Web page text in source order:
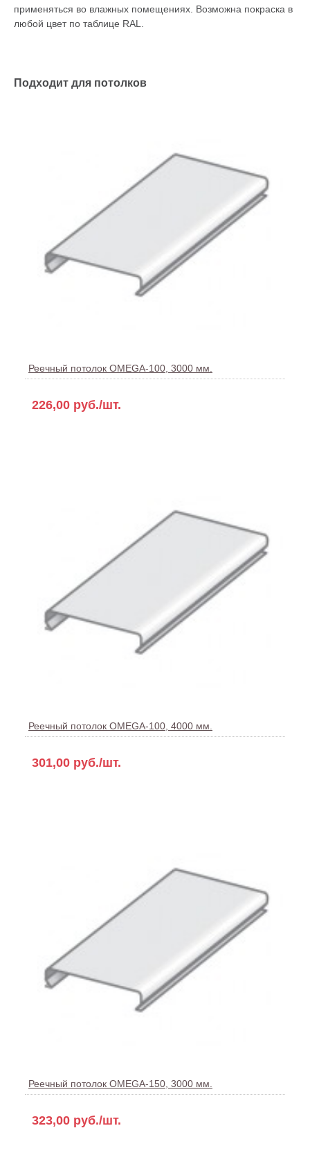
применяться во влажных помещениях. Возможна покраска в
любой цвет по таблице RAL.
Подходит для потолков
Реечный потолок OMEGA-100, 3000 мм.
226,00 руб./шт.
Реечный потолок OMEGA-100, 4000 мм.
301,00 руб./шт.
Реечный потолок OMEGA-150, 3000 мм.
323,00 руб./шт.